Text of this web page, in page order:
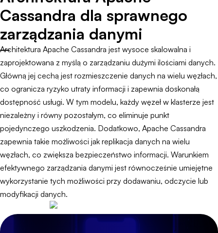
Cassandra dla sprawnego
zarządzania danymi
Architektura Apache Cassandra jest wysoce skalowalna i
zaprojektowana z myślą o zarządzaniu dużymi ilościami danych.
Główną jej cechą jest rozmieszczenie danych na wielu węzłach,
co ogranicza ryzyko utraty informacji i zapewnia doskonałą
dostępność usługi. W tym modelu, każdy węzeł w klasterze jest
niezależny i równy pozostałym, co eliminuje punkt
pojedynczego uszkodzenia. Dodatkowo, Apache Cassandra
zapewnia takie możliwości jak replikacja danych na wielu
węzłach, co zwiększa bezpieczeństwo informacji. Warunkiem
efektywnego zarządzania danymi jest równocześnie umiejętne
wykorzystanie tych możliwości przy dodawaniu, odczycie lub
modyfikacji danych.